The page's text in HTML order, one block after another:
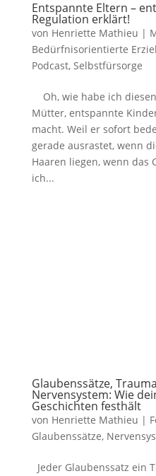
Entspannte Eltern –
Regulation erklärt!
von Henriette Mathieu |
Bedürfnisorientierte
Podcast, Selbstfürsorge
Oh, wie habe ich
Mütter, entspannte
macht. Weil er sofort
gerade ausrastet, wenn
Haaren liegen, wenn das
ich...
Glaubenssätze,
Nervensystem: Wie
Geschichten festhält
von Henriette Mathieu |
Glaubenssätze,
Jeder Glaubenssatz ein